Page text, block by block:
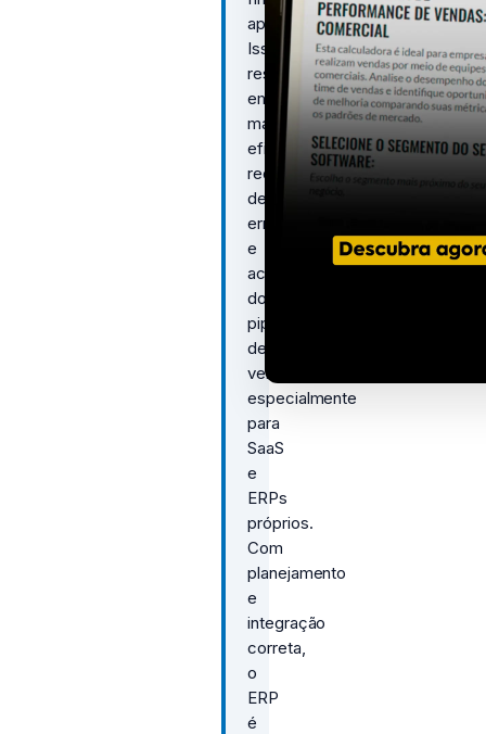
aprimorado.
Isso
resulta
em
maior
eficiência,
redução
de
erros
e
aceleração
do
pipeline
de
vendas,
especialmente
para
SaaS
e
ERPs
próprios.
Com
planejamento
e
integração
correta,
o
ERP
é